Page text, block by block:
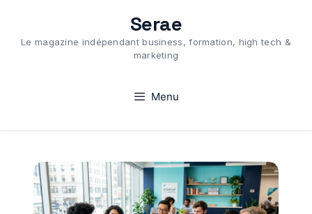
contenu
Serae
Le magazine indépendant business, formation, high tech &
marketing
Menu